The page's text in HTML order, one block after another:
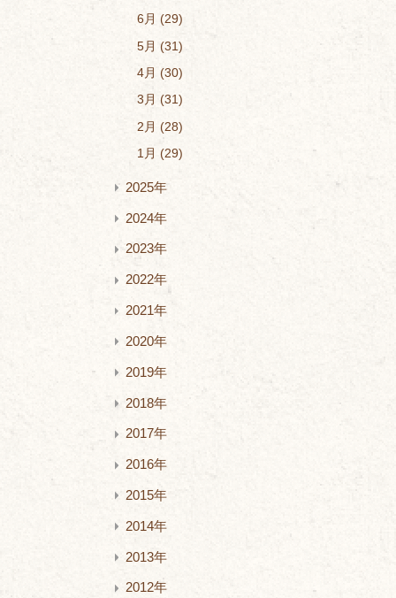
6月
29
5月
31
4月
30
3月
31
2月
28
1月
29
2025年
2024年
2023年
2022年
2021年
2020年
2019年
2018年
2017年
2016年
2015年
2014年
2013年
2012年